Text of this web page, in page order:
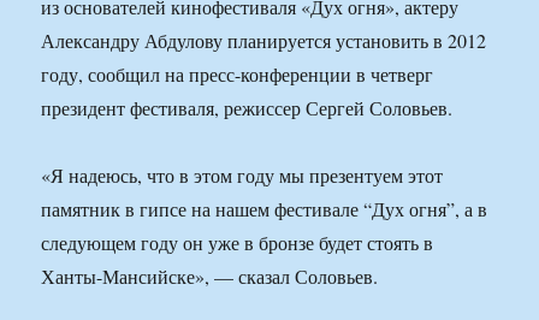
из основателей кинофестиваля «Дух огня», актеру
Александру Абдулову планируется установить в 2012
году, сообщил на пресс-конференции в четверг
президент фестиваля, режиссер Сергей Соловьев.
«Я надеюсь, что в этом году мы презентуем этот
памятник в гипсе на нашем фестивале “Дух огня”, а в
следующем году он уже в бронзе будет стоять в
Ханты-Мансийске», — сказал Соловьев.